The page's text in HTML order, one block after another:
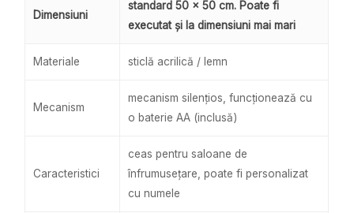
Dimensiuni
standard 50 x 50 cm. Poate fi
executat și la dimensiuni mai mari
Materiale sticlă acrilică / lemn
Mecanism
mecanism silențios, funcționează cu
o baterie AA (inclusă)
Caracteristici
ceas pentru saloane de
înfrumusețare, poate fi personalizat
cu numele